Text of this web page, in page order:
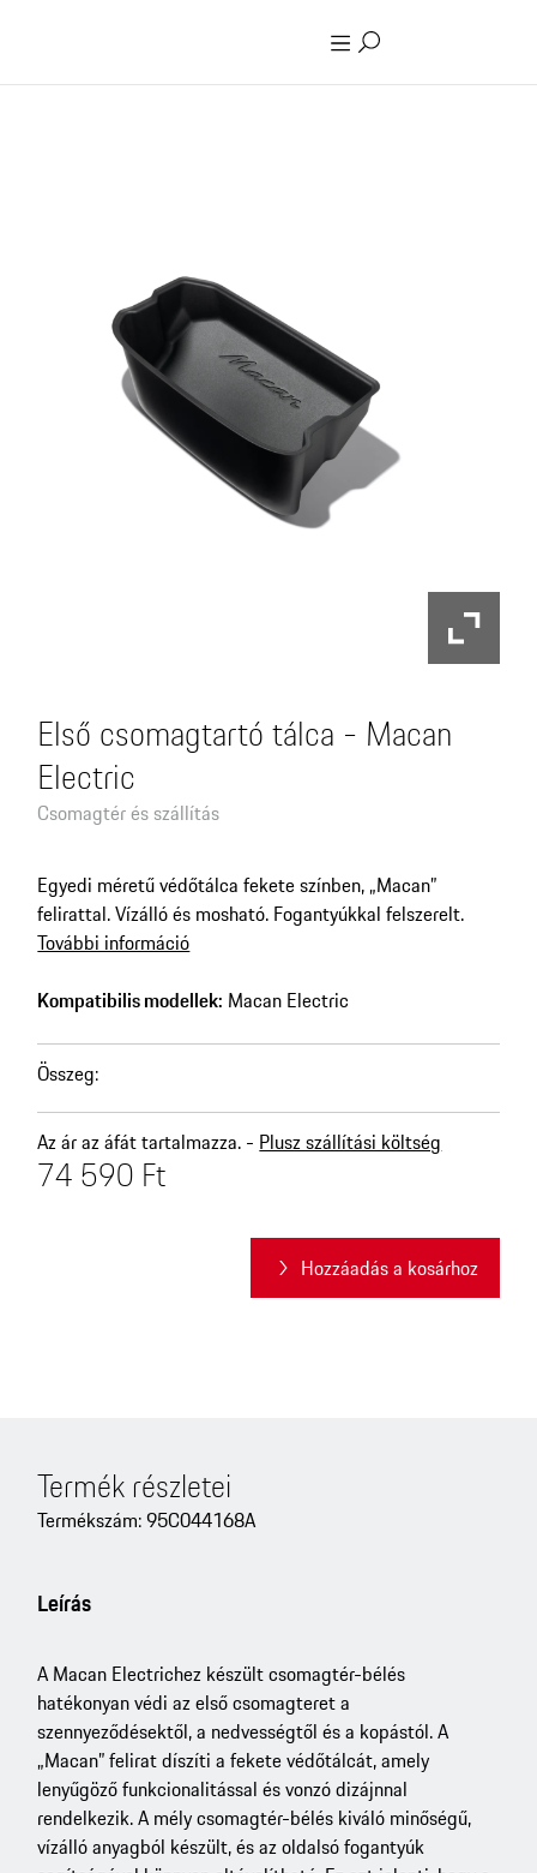
Első csomagtartó tálca - Macan
Electric
Csomagtér és szállítás
Egyedi méretű védőtálca fekete színben, „Macan”
felirattal. Vízálló és mosható. Fogantyúkkal felszerelt.
További információ
Kompatibilis modellek: Macan Electric
Összeg:
Az ár az áfát tartalmazza. - Plusz szállítási költség
74 590 Ft
Hozzáadás a kosárhoz
Termék részletei
Termékszám: 95C044168A
Leírás
A Macan Electrichez készült csomagtér-bélés
hatékonyan védi az első csomagteret a
szennyeződésektől, a nedvességtől és a kopástól. A
„Macan” felirat díszíti a fekete védőtálcát, amely
lenyűgöző funkcionalitással és vonzó dizájnnal
rendelkezik. A mély csomagtér-bélés kiváló minőségű,
vízálló anyagból készült, és az oldalsó fogantyúk